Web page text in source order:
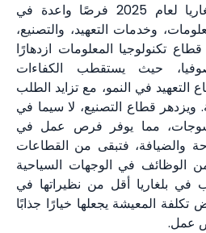
يوفر سوق العمل في بلغاريا لعام 2025 فرصًا واعدة في
وخدمات التعهيد، والتصنيع،
تكنولوجيا المعلومات ازدهارًا
حيث يستقطب الكفاءات
في النمو، مع تزايد الطلب
ويزدهر قطاع التصنيع، لا سيما في
مما يوفر فرص عمل في
والضيافة، فتبقى من القطاعات
من الوظائف في الوجهات السياحية
في بلغاريا أقل من نظيراتها في
تكلفة المعيشة يجعلها خيارًا جذابًا
عمل.